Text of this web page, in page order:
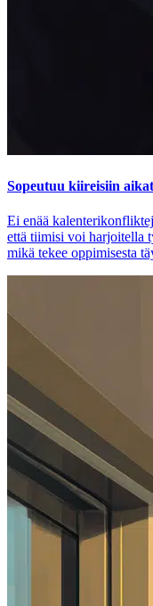
Sopeutuu kiireisiin
Ei enää
että tiimisi voi harjoitella
mikä tekee oppimisesta